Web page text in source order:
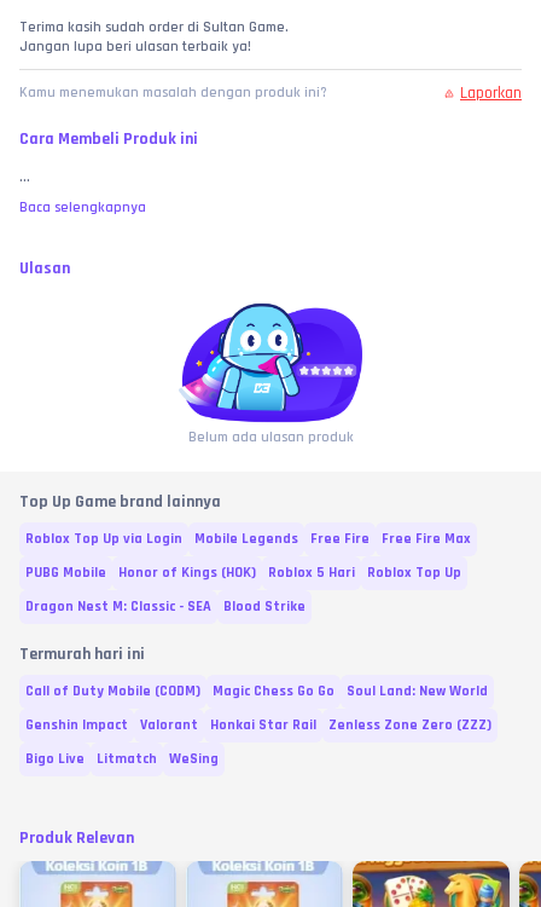
Terima kasih sudah order di Sultan Game.
Jangan lupa beri ulasan terbaik ya!
Kamu menemukan masalah dengan produk ini? Laporkan
Cara Membeli Produk ini
...
Baca selengkapnya
Ulasan
Belum ada ulasan produk
Top Up Game brand lainnya
Roblox Top Up via Login Mobile Legends Free Fire
Free Fire Max
PUBG Mobile
Honor of Kings (HOK) Roblox 5 Hari
Roblox Top Up
Dragon Nest M: Classic - SEA
Blood Strike
Termurah hari ini
Call of Duty Mobile (CODM) Magic Chess Go Go
Soul Land: New World
Genshin Impact
Valorant Honkai Star Rail
Zenless Zone Zero (ZZZ)
Bigo Live
Litmatch WeSing
Produk Relevan